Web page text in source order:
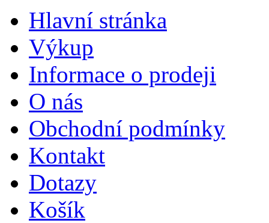
Hlavní stránka
Výkup
Informace o prodeji
O nás
Obchodní podmínky
Kontakt
Dotazy
Košík